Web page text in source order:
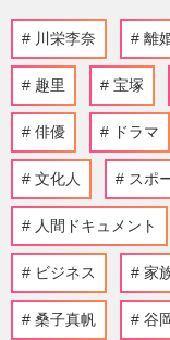
川栄李奈 離
趣里 宝塚
俳優 ドラマ
文化人 スポ
人間ドキュメント
ビジネス 家
桑子真帆 谷